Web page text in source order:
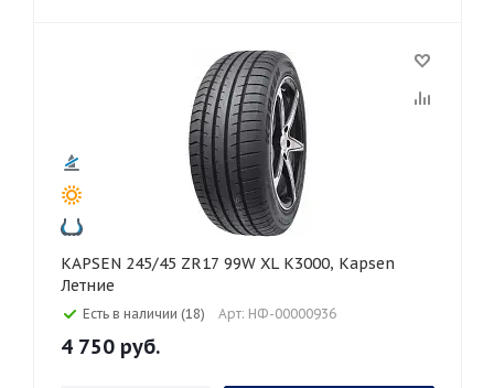
KAPSEN 245/45 ZR17 99W XL K3000, Kapsen
Летние
Есть в наличии (18) Арт: НФ-00000936
4 750 руб.